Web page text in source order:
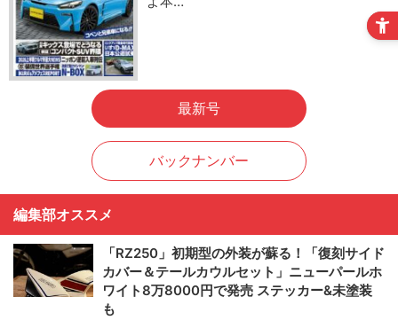
最新号
バックナンバー
編集部オススメ
「RZ250」初期型の外装が蘇る！「復刻サイド
カバー＆テールカウルセット」ニューパールホ
ワイト8万8000円で発売 ステッカー&未塗装
も